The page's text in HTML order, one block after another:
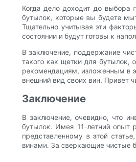
Когда дело доходит до
бутылок, которые вы будете
Тщательно учитывая эти
состоянии и будут готовы к
В заключение, поддержание
такого как щетки для бутылок,
рекомендациям, изложенным в
внешний вид своих вин. Привет
Заключение
В заключение, очевидно, что
бутылок. Имея 11-летний опыт
представленному в этой
винами. За сверкающие чистые